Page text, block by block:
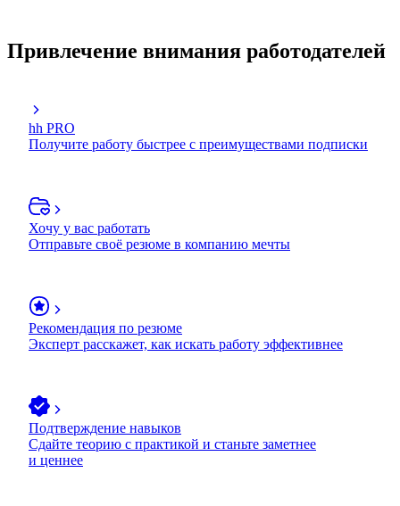
Привлечение внимания работодателей
hh PRO
Получите работу быстрее с преимуществами подписки
Хочу у вас работать
Отправьте своё резюме в компанию мечты
Рекомендация по резюме
Эксперт расскажет, как искать работу эффективнее
Подтверждение навыков
Сдайте теорию с практикой и станьте заметнее
и ценнее